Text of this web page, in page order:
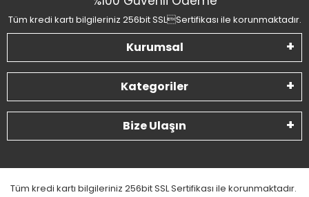
Tüm kredi kartı bilgileriniz 256bit SSLSertifikası ile korunmaktadır.
Kurumsal
Kategoriler
Bize Ulaşın
Tüm kredi kartı bilgileriniz 256bit SSL Sertifikası ile korunmaktadır.